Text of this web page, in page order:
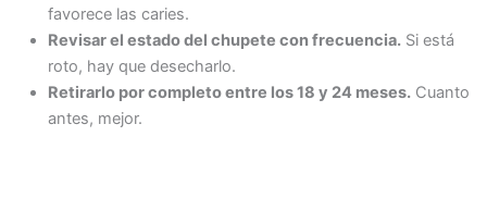
favorece las caries.
Revisar el estado del chupete con frecuencia.Si está
roto, hay que desecharlo.
Retirarlo por completo entre los 18 y 24 meses.Cuanto
antes, mejor.